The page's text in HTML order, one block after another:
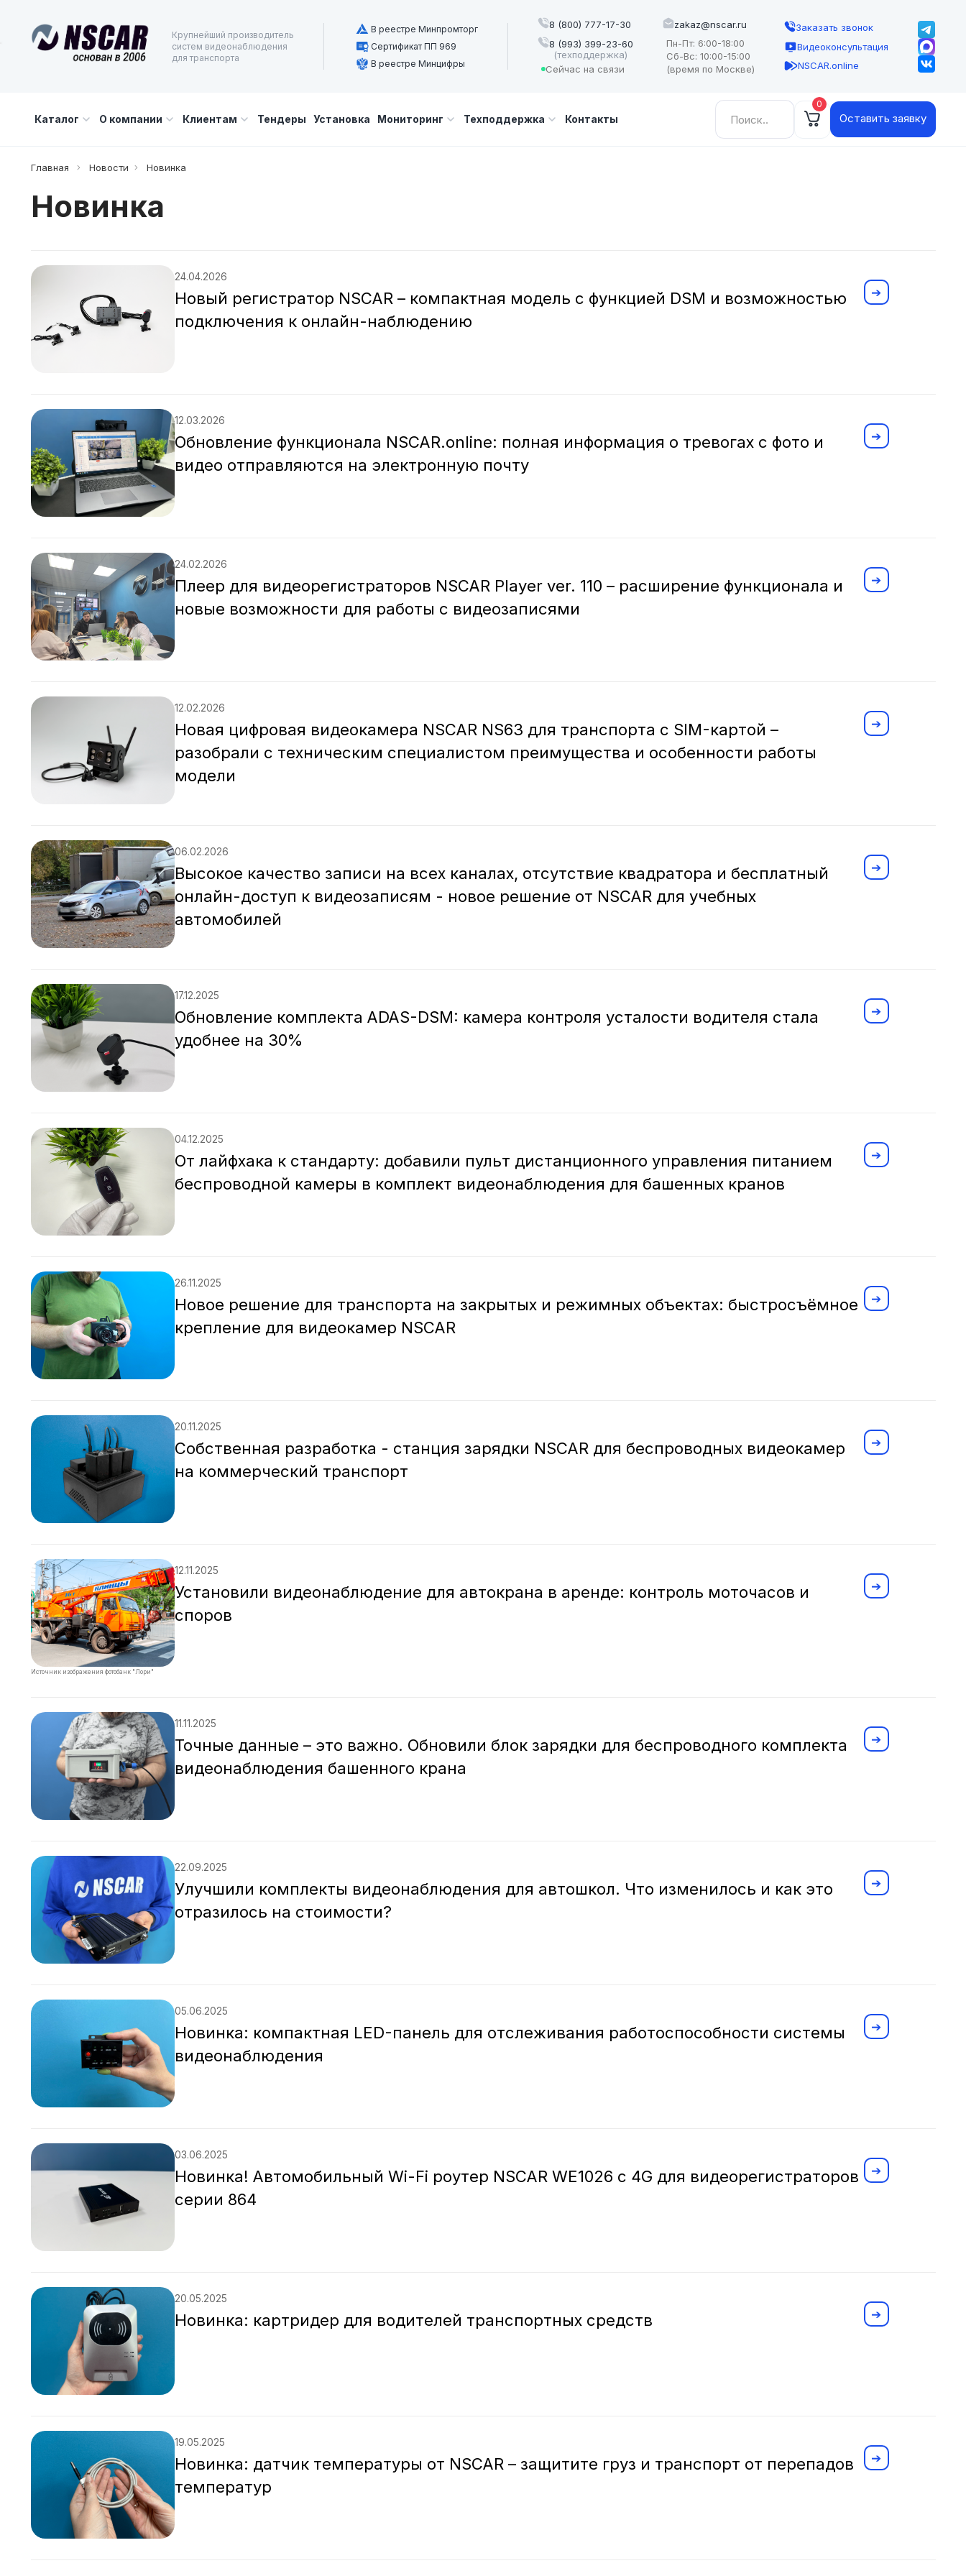
Крупнейший производитель
систем видеонаблюдения
для транспорта
В реестре Минпромторг
Сертификат ПП 969
В реестре Минцифры
8 (800) 777-17-30
8 (993) 399-23-60
(техподдержка)
Сейчас на связи
zakaz@nscar.ru
Пн-Пт: 6:00-18:00
Сб-Вс: 10:00-15:00
(время по Москве)
Заказать звонок
Видеоконсультация
NSCAR.online
Каталог О компании Клиентам Тендеры Установка Мониторинг Техподдержка Контакты
Найти: 0
Оставить заявку
Главная Новости Новинка
Новинка
24.04.2026
Новый регистратор NSCAR – компактная модель с функцией DSM и возможностью
подключения к онлайн-наблюдению
12.03.2026
Обновление функционала NSCAR.online: полная информация о тревогах с фото и
видео отправляются на электронную почту
24.02.2026
Плеер для видеорегистраторов NSCAR Player ver. 110 – расширение функционала и
новые возможности для работы с видеозаписями
12.02.2026
Новая цифровая видеокамера NSCAR NS63 для транспорта с SIM-картой –
разобрали с техническим специалистом преимущества и особенности работы
модели
06.02.2026
Высокое качество записи на всех каналах, отсутствие квадратора и бесплатный
онлайн-доступ к видеозаписям - новое решение от NSCAR для учебных
автомобилей
17.12.2025
Обновление комплекта ADAS-DSM: камера контроля усталости водителя стала
удобнее на 30%
04.12.2025
От лайфхака к стандарту: добавили пульт дистанционного управления питанием
беспроводной камеры в комплект видеонаблюдения для башенных кранов
26.11.2025
Новое решение для транспорта на закрытых и режимных объектах: быстросъёмное
крепление для видеокамер NSCAR
20.11.2025
Собственная разработка - станция зарядки NSCAR для беспроводных видеокамер
на коммерческий транспорт
Источник изображения фотобанк "Лори"
12.11.2025
Установили видеонаблюдение для автокрана в аренде: контроль моточасов и
споров
11.11.2025
Точные данные – это важно. Обновили блок зарядки для беспроводного комплекта
видеонаблюдения башенного крана
22.09.2025
Улучшили комплекты видеонаблюдения для автошкол. Что изменилось и как это
отразилось на стоимости?
05.06.2025
Новинка: компактная LED-панель для отслеживания работоспособности системы
видеонаблюдения
03.06.2025
Новинка! Автомобильный Wi-Fi роутер NSCAR WE1026 с 4G для видеорегистраторов
серии 864
20.05.2025
Новинка: картридер для водителей транспортных средств
19.05.2025
Новинка: датчик температуры от NSCAR – защитите груз и транспорт от перепадов
температур